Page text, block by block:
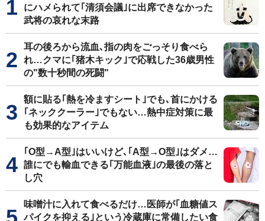
にハメられて｢清須会議｣に出席できなかった
武将の哀れな末路
耳の後ろから流血､指の肉をごっそり食べら
れ…クマに｢猪木キック｣で応戦した36歳男性
の"数十秒間の死闘"
額に貼る｢熱を冷ますシート｣でも､首にかける
｢ネッククーラー｣でもない…熱中症対策に最
も効果的なアイテム
｢O型→A型｣はいいけど､｢A型→O型｣はダメ…
誰にでも輸血できる｢万能血液｣の最後の落と
し穴
味噌汁に入れて食べるだけ…医師が｢血糖値ス
パイクを抑える｣という冷蔵庫に常備したい食